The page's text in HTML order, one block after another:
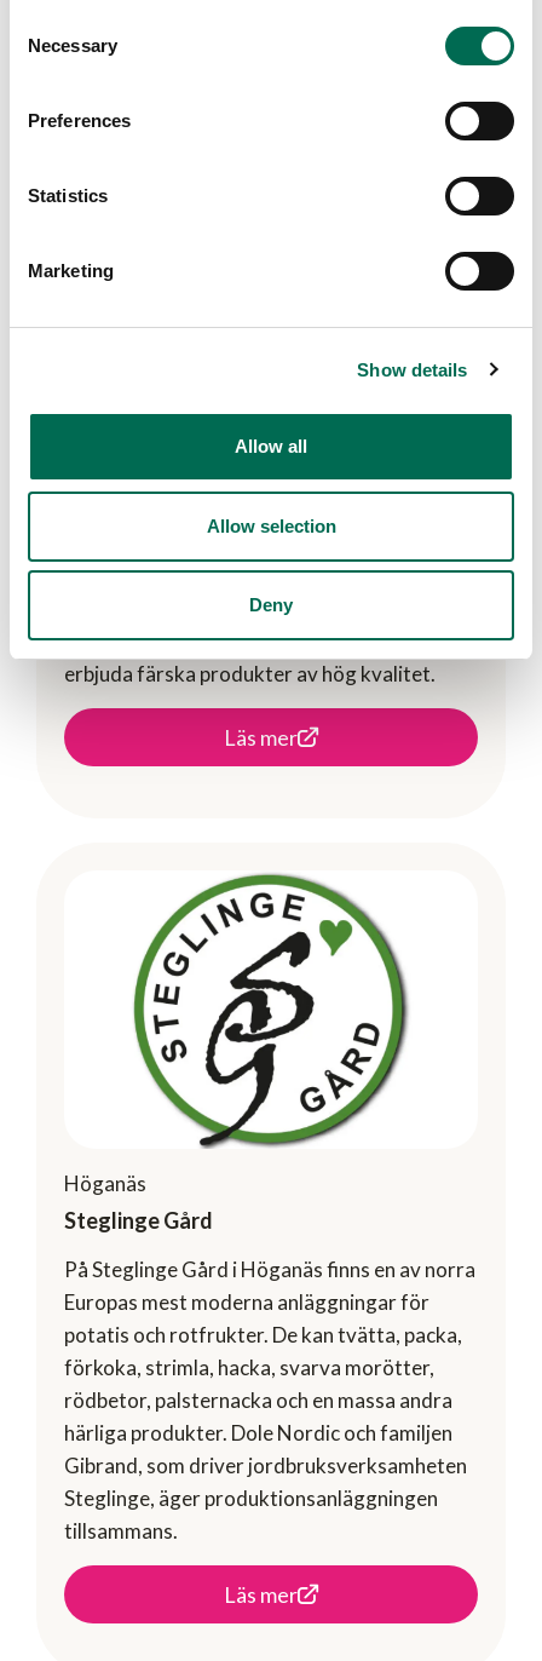
Selection
Necessary
Preferences
Statistics
Marketing
Show details
Allow all
Allow selection
Deny
långsiktiga samarbeten. Genom nära
relationer med odlare och leverantörer
hjälper företaget dagligvaruhandeln att
erbjuda färska produkter av hög kvalitet.
Läs mer
Höganäs
Steglinge Gård
På Steglinge Gård i Höganäs finns en av norra
Europas mest moderna anläggningar för
potatis och rotfrukter. De kan tvätta, packa,
förkoka, strimla, hacka, svarva morötter,
rödbetor, palsternacka och en massa andra
härliga produkter. Dole Nordic och familjen
Gibrand, som driver jordbruksverksamheten
Steglinge, äger produktionsanläggningen
tillsammans.
Läs mer